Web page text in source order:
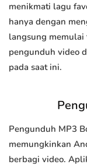
menikmati lagu
hanya dengan
langsung
pengunduh video
pada saat ini.
Pengunduh MP3
memungkinkan
berbagi video.